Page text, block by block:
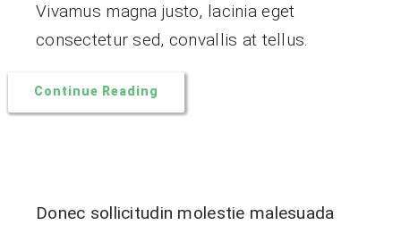
Vivamus magna justo, lacinia eget
consectetur sed, convallis at tellus.
Continue Reading
Donec sollicitudin molestie malesuada